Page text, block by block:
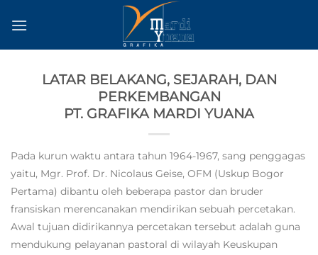
LATAR BELAKANG, SEJARAH, DAN
PERKEMBANGAN
PT. GRAFIKA MARDI YUANA
Pada kurun waktu antara tahun 1964-1967, sang penggagas
yaitu, Mgr. Prof. Dr. Nicolaus Geise, OFM (Uskup Bogor
Pertama) dibantu oleh beberapa pastor dan bruder
fransiskan merencanakan mendirikan sebuah percetakan.
Awal tujuan didirikannya percetakan tersebut adalah guna
mendukung pelayanan pastoral di wilayah Keuskupan